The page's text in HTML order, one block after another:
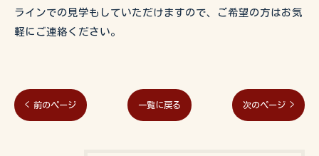
ラインでの見学もしていただけますので、ご希望の方はお気
軽にご連絡ください。
< 前のページ 一覧に戻る 次のページ >